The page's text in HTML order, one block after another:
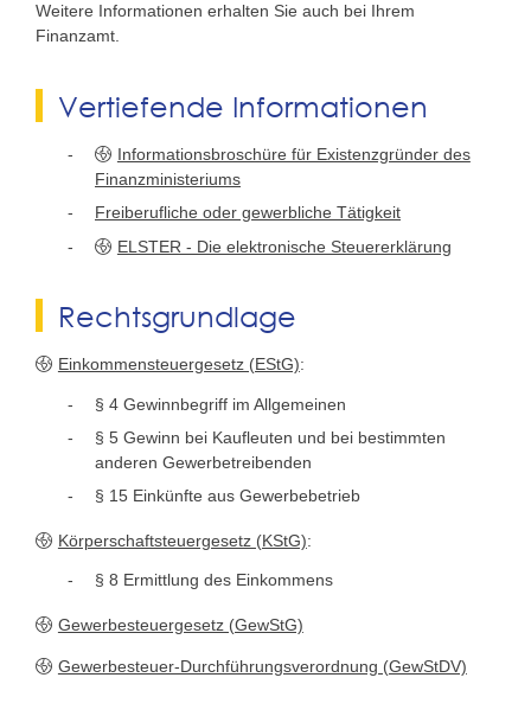
Weitere Informationen erhalten Sie auch bei Ihrem
Finanzamt.
Vertiefende Informationen
Informationsbroschüre für Existenzgründer des
Finanzministeriums
Freiberufliche oder gewerbliche Tätigkeit
ELSTER - Die elektronische Steuererklärung
Rechtsgrundlage
Einkommensteuergesetz (EStG):
§ 4 Gewinnbegriff im Allgemeinen
§ 5 Gewinn bei Kaufleuten und bei bestimmten
anderen Gewerbetreibenden
§ 15 Einkünfte aus Gewerbebetrieb
Körperschaftsteuergesetz (KStG):
§ 8 Ermittlung des Einkommens
Gewerbesteuergesetz (GewStG)
Gewerbesteuer-Durchführungsverordnung (GewStDV)